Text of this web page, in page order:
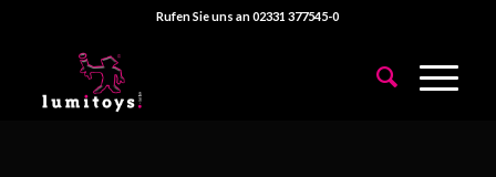
Rufen Sie uns an 02331 377545-0